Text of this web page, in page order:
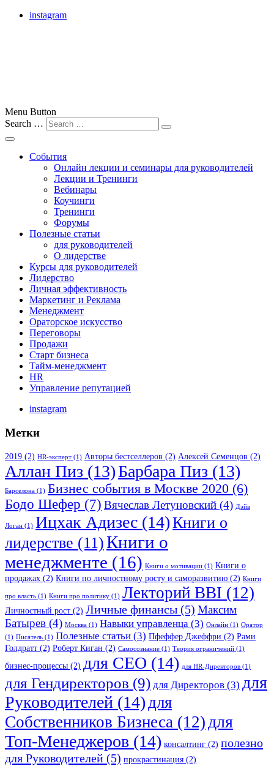
instagram
Бизнес-тренер
лучшие бизнес-тренеры Москвы, России и всего мира
Menu Button
Search …
События
Онлайн лекции и семинары для руководителей
Лекции и Тренинги
Вебинары
Коучинги
Тренинги
Форумы
Полезные статьи
для руководителей
О лидерстве
Курсы для руководителей
Лидерство
Личная эффективность
Маркетинг и Реклама
Менеджмент
Ораторское искусство
Переговоры
Продажи
Старт бизнеса
Тайм-менеджмент
HR
Управление репутацией
instagram
Метки
2019 (2) HR-эксперт (1) Авторы бестселлеров (2) Алексей Семенцов (2)
Аллан Пиз (13)Барбара Пиз (13)
Барселона (1) Бизнес события в Москве 2020 (6)
Бодо Шефер (7) Вячеслав Летуновский (4) Дэйв
Логан (1) Ицхак Адизес (14)Книги о
лидерстве (11)Книги о
менеджменте (16) Книги о мотивации (1) Книги о
продажах (2) Книги по личностному росту и саморазвитию (2) Книги
про власть (1) Книги про политику (1) Лекторий BBI (12)
Личностный рост (2) Личные финансы (5) Максим
Батырев (4) Москва (1) Навыки управленца (3) Онлайн (1) Оратор
(1) Писатель (1) Полезные статьи (3) Пфеффер Джеффри (2) Рами
Голдратт (2) Роберт Киган (2) Самосознание (1) Теория ограничений (1)
бизнес-процессы (2) для CEO (14) для HR-Директоров (1)
для Гендиректоров (9) для Директоров (3) для
Руководителей (14)для
Собственников Бизнеса (12)для
Топ-Менеджеров (14) консалтинг (2) полезно
для Руководителей (5) прокрастинация (2)